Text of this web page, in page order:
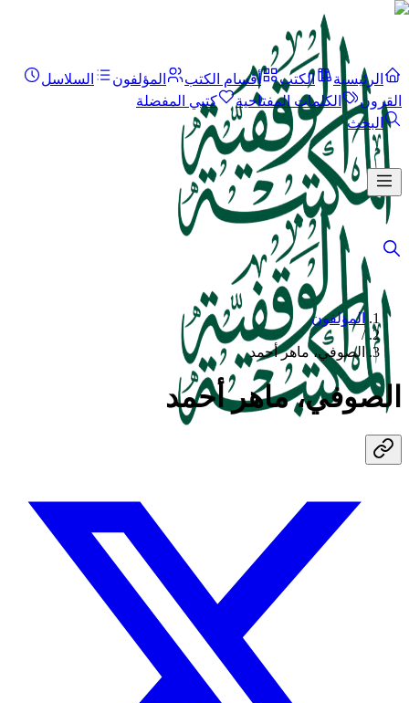
الرئيسية الكتب أقسام الكتب المؤلفون
السلاسل
القرون
الكلمات المفتاحية
كتبي المفضلة
البحث
المؤلفون
/
الصوفي، ماهر أحمد
الصوفي، ماهر أحمد